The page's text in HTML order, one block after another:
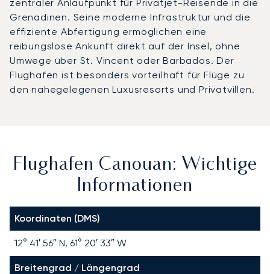
zentraler Anlaufpunkt für Privatjet-Reisende in die
Grenadinen. Seine moderne Infrastruktur und die
effiziente Abfertigung ermöglichen eine
reibungslose Ankunft direkt auf der Insel, ohne
Umwege über St. Vincent oder Barbados. Der
Flughafen ist besonders vorteilhaft für Flüge zu
den nahegelegenen Luxusresorts und Privatvillen.
Flughafen Canouan: Wichtige
Informationen
Koordinaten (DMS)
12° 41′ 56″ N, 61° 20′ 33″ W
Breitengrad / Längengrad